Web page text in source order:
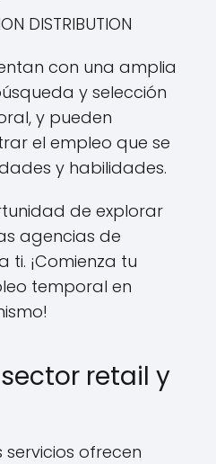
DISTRIBUTION
con una amplia
y selección
y pueden
el empleo que se
y habilidades.
de explorar
agencias de
¡Comienza tu
temporal en
retail y
servicios ofrecen